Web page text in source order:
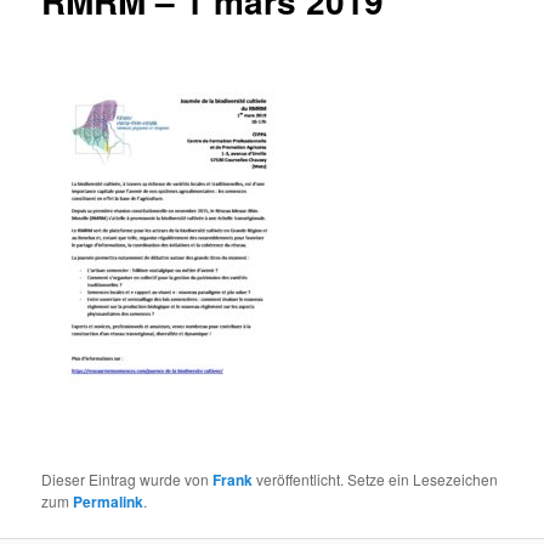
Dieser Eintrag wurde vonFrankveröffentlicht. Setze ein Lesezeichen
zum Permalink.